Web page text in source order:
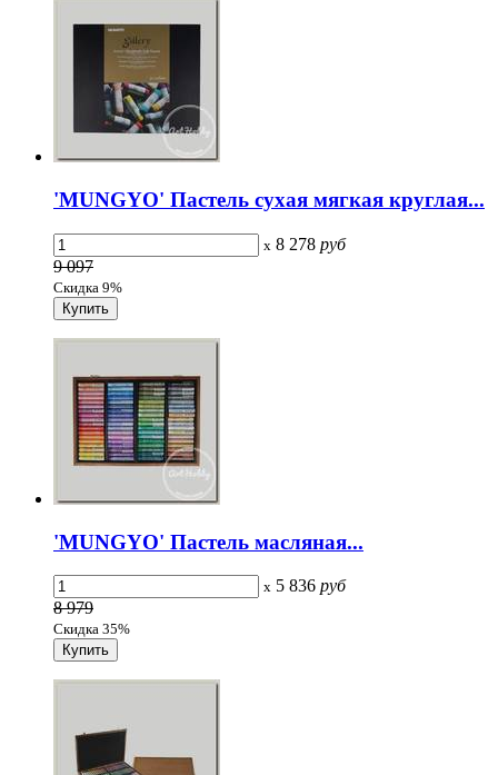
'MUNGYO' Пастель сухая мягкая круглая...
x 8 278 руб
9 097
Скидка 9%
'MUNGYO' Пастель масляная...
x 5 836 руб
8 979
Скидка 35%